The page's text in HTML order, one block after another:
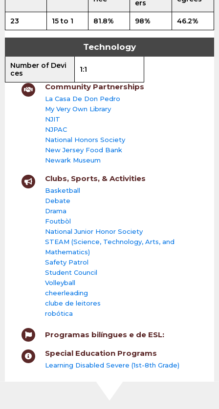
ers
23 15 to 1 81.8% 98% 46.2%
Technology
Number of Devi
ces
1:1
Community Partnerships
La Casa De Don Pedro
My Very Own Library
NJIT
NJPAC
National Honors Society
New Jersey Food Bank
Newark Museum
Clubs, Sports, & Activities
Basketball
Debate
Drama
Foutbòl
National Junior Honor Society
STEAM (Science, Technology, Arts, and
Mathematics)
Safety Patrol
Student Council
Volleyball
cheerleading
clube de leitores
robótica
Programas bilíngues e de ESL:
Special Education Programs
Learning Disabled Severe (1st-8th Grade)